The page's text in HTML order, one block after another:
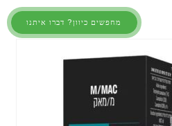
מחפשים כיוון? דברו איתנו